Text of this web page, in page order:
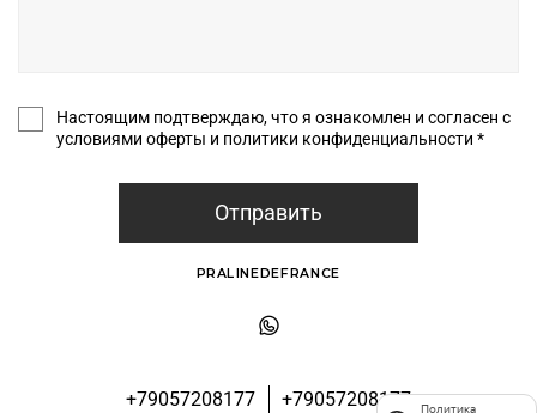
Настоящим подтверждаю, что я ознакомлен и согласен с
условиями оферты и политики конфиденциальности *
Отправить
+79057208177 +79057208177
PRALINEDEFRANCE
Политика